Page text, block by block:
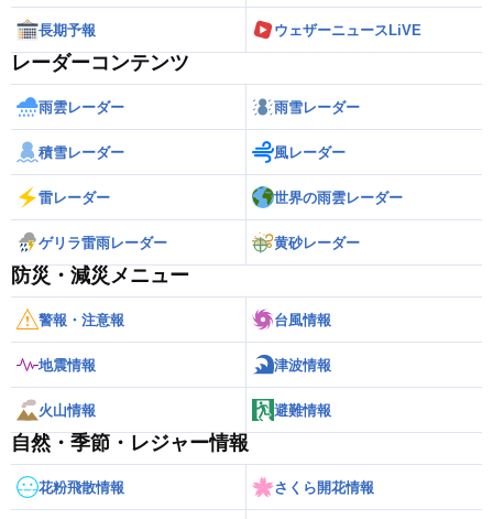
長期予報 ウェザーニュースLiVE
レーダーコンテンツ
雨雲レーダー 雨雪レーダー
積雪レーダー 風レーダー
雷レーダー 世界の雨雲レーダー
ゲリラ雷雨レーダー 黄砂レーダー
防災・減災メニュー
警報・注意報 台風情報
地震情報 津波情報
火山情報 避難情報
自然・季節・レジャー情報
花粉飛散情報 さくら開花情報